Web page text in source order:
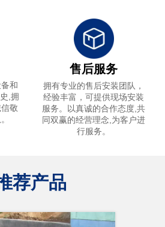
和
,拥
敬
售后服务
拥有专业的售后安装团队，
经验丰富，可提供现场安装
服务。以真诚的合作态度,共
同双赢的经营理念,为客户进
行服务。
荐产品